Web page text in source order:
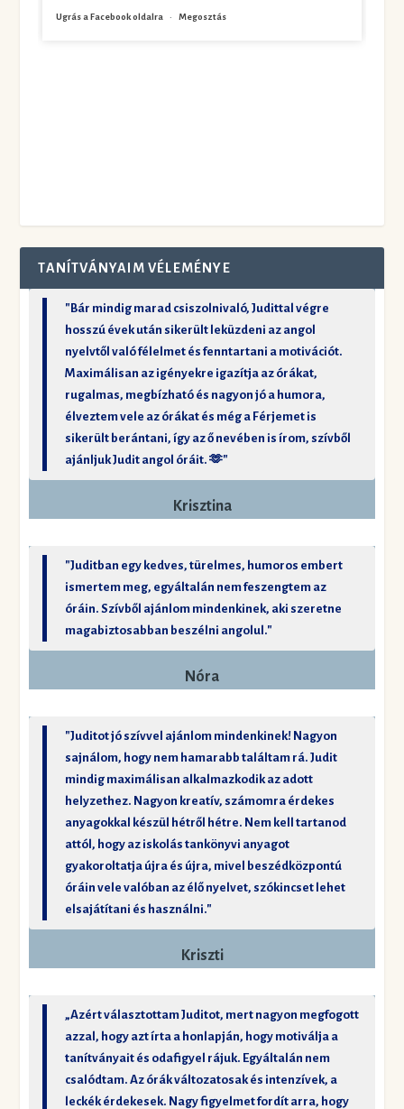
Ugrás a Facebook oldalra · Megosztás
TANÍTVÁNYAIM VÉLEMÉNYE
"Bár mindig marad csiszolnivaló, Judittal végre
hosszú évek után sikerült leküzdeni az angol
nyelvtől való félelmet és fenntartani a motivációt.
Maximálisan az igényekre igazítja az órákat,
rugalmas, megbízható és nagyon jó a humora,
élveztem vele az órákat és még a Férjemet is
sikerült berántani, így az ő nevében is írom, szívből
ajánljuk Judit angol óráit. 🫶"
Krisztina
"Juditban egy kedves, türelmes, humoros embert
ismertem meg, egyáltalán nem feszengtem az
óráin. Szívből ajánlom mindenkinek, aki szeretne
magabiztosabban beszélni angolul."
Nóra
"Juditot jó szívvel ajánlom mindenkinek! Nagyon
sajnálom, hogy nem hamarabb találtam rá. Judit
mindig maximálisan alkalmazkodik az adott
helyzethez. Nagyon kreatív, számomra érdekes
anyagokkal készül hétről hétre. Nem kell tartanod
attól, hogy az iskolás tankönyvi anyagot
gyakoroltatja újra és újra, mivel beszédközpontú
óráin vele valóban az élő nyelvet, szókincset lehet
elsajátítani és használni."
Kriszti
„Azért választottam Juditot, mert nagyon megfogott
azzal, hogy azt írta a honlapján, hogy motiválja a
tanítványait és odafigyel rájuk. Egyáltalán nem
csalódtam. Az órák változatosak és intenzívek, a
leckék érdekesek. Nagy figyelmet fordít arra, hogy